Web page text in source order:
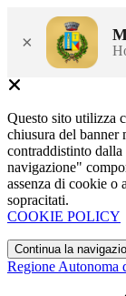
×
Questo sito utilizza
chiusura del banner
contraddistinto
navigazione"
assenza di cookie o
sopracitati.
COOKIE POLICY
Continua la
Regione Autonoma